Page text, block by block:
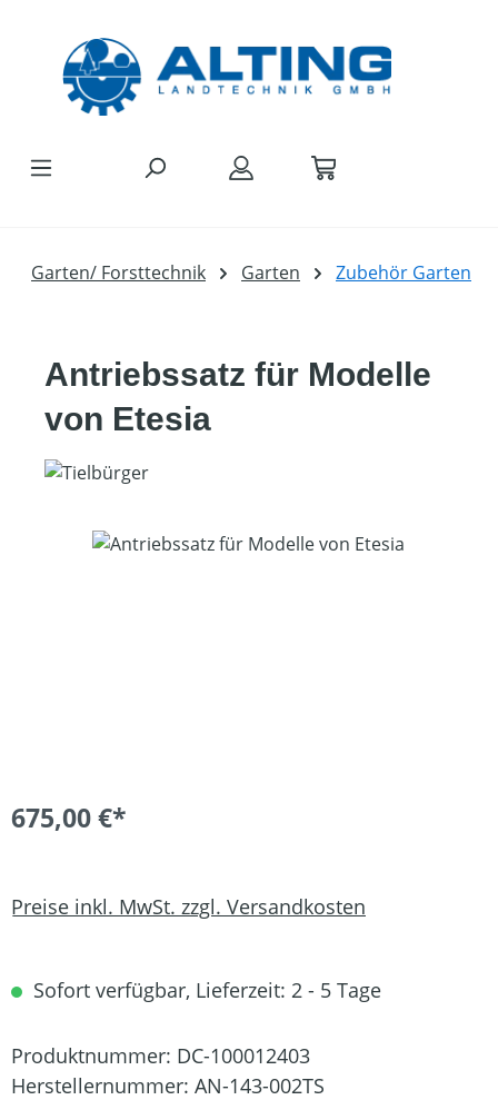
Garten/ Forsttechnik Garten Zubehör Garten
Antriebssatz für Modelle
von Etesia
Bildergalerie überspringen
675,00 €*
Preise inkl. MwSt. zzgl. Versandkosten
Sofort verfügbar, Lieferzeit: 2 - 5 Tage
Produktnummer: DC-100012403
Herstellernummer: AN-143-002TS